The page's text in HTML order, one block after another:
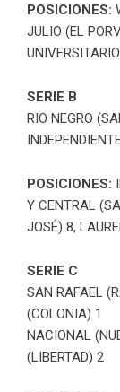
POSICIONES:
JULIO (EL
SERIE B
RIO NEGRO
POSICIONES:
Y CENTRAL
JOSÉ) 8,
SERIE C
SAN RAFAEL
(COLONIA) 1
NACIONAL
(LIBERTAD) 2